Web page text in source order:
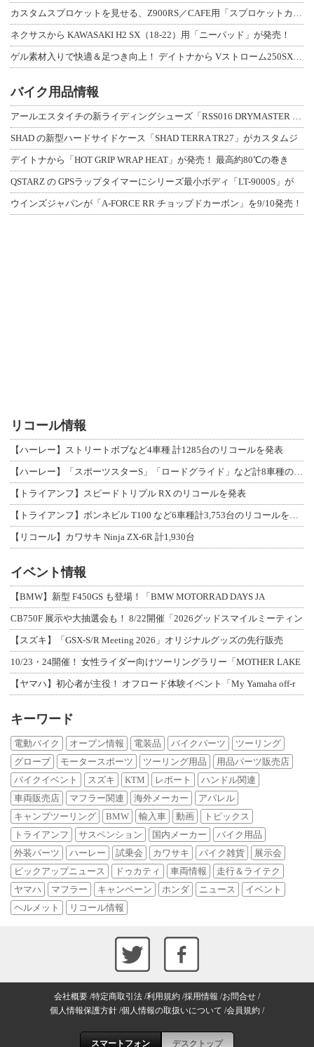
カスタムスプロケットを見せる、Z900RS／CAFE用「スプロケットカバーフルキ
ネクサスから KAWASAKI H2 SX（18-22）用「ニーパッド」が発売！
ゲル素材入りで快適＆足つき向上！ デイトナから Vストローム250SX用「快適ロ
バイク用品情報
アールエスタイチの新ライディングシューズ「RSS016 DRYMASTER スト
SHAD の新型ハードサイドケース「SHAD TERRA TR27」がカスタムジ
デイトナから「HOT GRIP WRAP HEAT」が発売！ 最高約80℃の巻き
QSTARZ の GPSラップタイマーにシリーズ最小ボディ「LT-9000S」が
ウインズジャパンが「A-FORCE RR チョップドカーボン」を9/10発売！
リコール情報
【ハーレー】ストリートボブなど4車種 計1285台のリコールを発表
【ハーレー】「スポーツスターS」「ロードグライド」など計8車種のリコールを発表
【トライアンフ】スピードトリプル RX のリコールを発表
【トライアンフ】ボンネビル T100 など6車種計3,753台のリコールを発表
【リコール】カワサキ Ninja ZX-6R 計1,930台
イベント情報
【BMW】新型 F450GS も登場！「BMW MOTORRAD DAYS JA
CB750F 展示や大抽選会も！ 8/22開催「2026グッドスマイルミーティン
【スズキ】「GSX-S/R Meeting 2026」オリジナルグッズの先行販売
10/23・24開催！ 女性ライダー向けツーリングラリー「MOTHER LAKE
【ヤマハ】初心者が主役！ オフロード体験イベント「My Yamaha off-r
キーワード
電動バイク オープン情報 電装品 バイクパーツ
ツーリング
グローブ
モータースポーツ ツーリング用品
用品パーツ販売店
バイクイベント
スズキ KTM レポート
ハンドル関連
車両販売店
マフラー関連 海外メーカー
アパレル
キャンプツーリング
BMW 輸入車 動画
トピックス
トライアンフ
サスペンション 国内メーカー
バイク用品
外装パーツ
ハーレー 試乗会 カワサキ バイク雑貨
展示会
ピックアップニュース
ドゥカティ 車両情報
走行＆ライテク
ヤマハ
マフラー キャンペーン ホンダ ニュース
イベント
ヘルメット
リコール情報
会社概要 特定商取引法 利用規約 採用情報 お問合せ
個人情報保護方針 個人情報の取扱いについて 会員規約
スマートフォン デスクトップ